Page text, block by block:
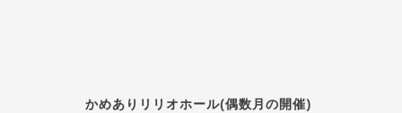
かめありリリオホール(偶数月の開催)